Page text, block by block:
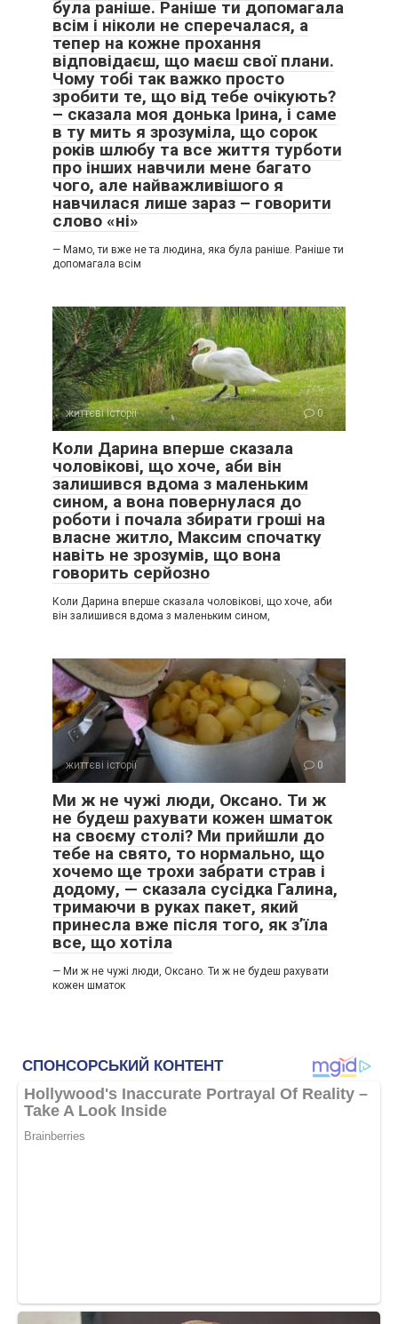
була раніше. Раніше ти допомагала
всім і ніколи не сперечалася, а
тепер на кожне прохання
відповідаєш, що маєш свої плани.
Чому тобі так важко просто
зробити те, що від тебе очікують?
– сказала моя донька Ірина, і саме
в ту мить я зрозуміла, що сорок
років шлюбу та все життя турботи
про інших навчили мене багато
чого, але найважливішого я
навчилася лише зараз – говорити
слово «ні»
— Мамо, ти вже не та людина, яка була раніше. Раніше ти
допомагала всім
життєві історії 0
Коли Дарина вперше сказала
чоловікові, що хоче, аби він
залишився вдома з маленьким
сином, а вона повернулася до
роботи і почала збирати гроші на
власне житло, Максим спочатку
навіть не зрозумів, що вона
говорить серйозно
Коли Дарина вперше сказала чоловікові, що хоче, аби
він залишився вдома з маленьким сином,
життєві історії 0
Ми ж не чужі люди, Оксано. Ти ж
не будеш рахувати кожен шматок
на своєму столі? Ми прийшли до
тебе на свято, то нормально, що
хочемо ще трохи забрати страв і
додому, — сказала сусідка Галина,
тримаючи в руках пакет, який
принесла вже після того, як з’їла
все, що хотіла
— Ми ж не чужі люди, Оксано. Ти ж не будеш рахувати
кожен шматок